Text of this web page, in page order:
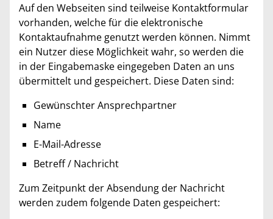
Auf den Webseiten sind teilweise Kontaktformular
vorhanden, welche für die elektronische
Kontaktaufnahme genutzt werden können. Nimmt
ein Nutzer diese Möglichkeit wahr, so werden die
in der Eingabemaske eingegeben Daten an uns
übermittelt und gespeichert. Diese Daten sind:
Gewünschter Ansprechpartner
Name
E-Mail-Adresse
Betreff / Nachricht
Zum Zeitpunkt der Absendung der Nachricht
werden zudem folgende Daten gespeichert: